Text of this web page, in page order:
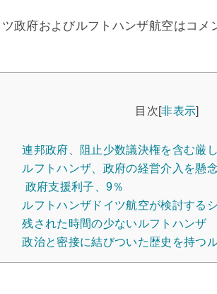
ツ政府およびルフトハンザ航空はコメ
目次[非表示]
連邦政府、阻止少数議決権を含む厳
ルフトハンザ、政府の経営介入を懸念
政府支援利子、9％
ルフトハンザドイツ航空が検討する
残された時間の少ないルフトハンザ
政治と密接に結びついた歴史を持つ